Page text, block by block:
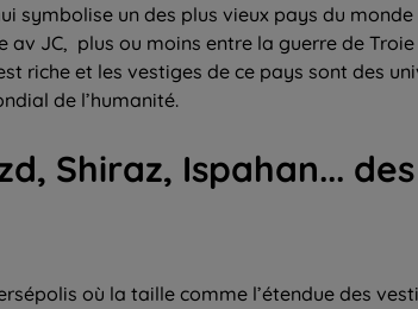
symbolise un des plus vieux pays du
av JC, plus ou moins entre la guerre de
riche et les vestiges de ce pays sont des
de l’humanité.
Shiraz, Ispahan...
où la taille comme l’étendue des